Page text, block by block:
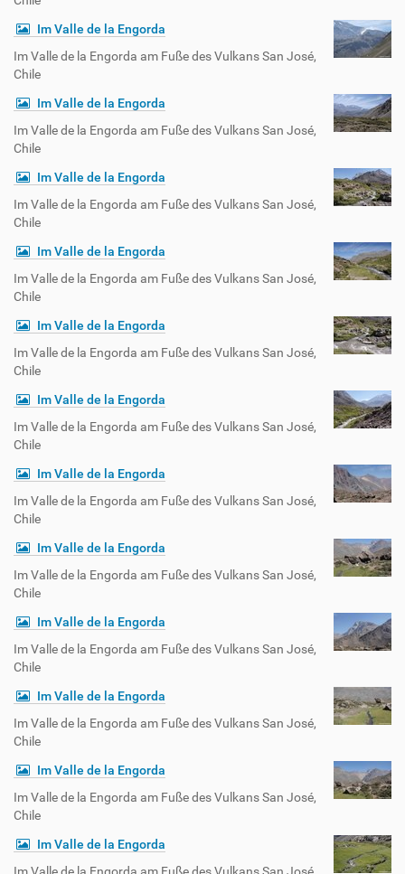
Im Valle de la Engorda
Im Valle de la Engorda am Fuße des Vulkans San José,
Chile
Im Valle de la Engorda
Im Valle de la Engorda am Fuße des Vulkans San José,
Chile
Im Valle de la Engorda
Im Valle de la Engorda am Fuße des Vulkans San José,
Chile
Im Valle de la Engorda
Im Valle de la Engorda am Fuße des Vulkans San José,
Chile
Im Valle de la Engorda
Im Valle de la Engorda am Fuße des Vulkans San José,
Chile
Im Valle de la Engorda
Im Valle de la Engorda am Fuße des Vulkans San José,
Chile
Im Valle de la Engorda
Im Valle de la Engorda am Fuße des Vulkans San José,
Chile
Im Valle de la Engorda
Im Valle de la Engorda am Fuße des Vulkans San José,
Chile
Im Valle de la Engorda
Im Valle de la Engorda am Fuße des Vulkans San José,
Chile
Im Valle de la Engorda
Im Valle de la Engorda am Fuße des Vulkans San José,
Chile
Im Valle de la Engorda
Im Valle de la Engorda am Fuße des Vulkans San José,
Chile
Im Valle de la Engorda